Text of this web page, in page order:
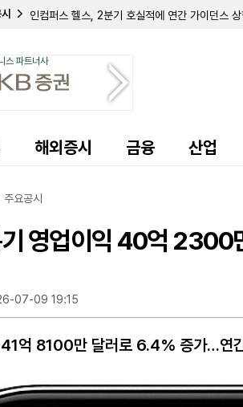
메이서리치, OP 유닛 상환용 보통주 최대 1345
휠러 리얼 에스테이트, 우선주 교환으로 보통주
라이브와이어, 더스트 인수 조건 공개… "3분기
엑셀러레이트 에너지, 2분기 순이익 5010만 달
캐리지 서비시스, 2분기 매출 1억 290만 달러…
이수앱지스, 2Q 영업이익 4억...전년비 94%↓
쾨르 마이닝, 2분기 매출 10억 달러 돌파…뉴 골
CACI 인터내셔널, 연간 매출 96억 달러 돌파…
링 에너지, 2분기 순이익 214% 급증…상반기는
매큐언, 2분기 순이익 960만 달러 기록…전년비
스 파트너사
해외증시 금융 산업
요공시
영업이익 40억 2300
07-09 19:15
억 8100만 달러로 6.4% 증가…연